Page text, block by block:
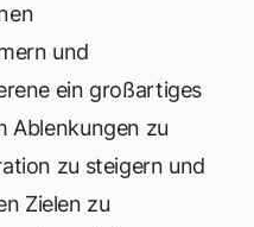
und
ein großartiges
Ablenkungen zu
zu steigern und
Zielen zu